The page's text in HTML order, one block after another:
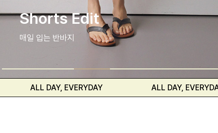
셔츠와 블라우스
편안하고 자연스러운 핏
EVERYDAY ALL DAY, EVERYDAY